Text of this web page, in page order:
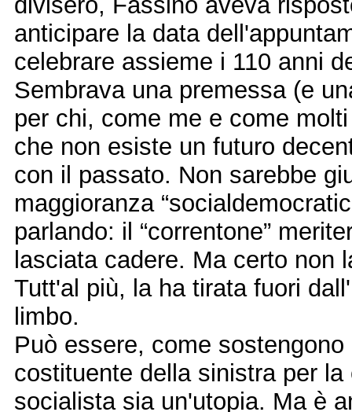
anticipare la data
celebrare assieme i 110 anni
Sembrava una premessa (e
per chi, come me e come
che non esiste un futuro
con il passato. Non sarebbe
maggioranza
parlando: il “correntone”
lasciata cadere. Ma certo non
Tutt'al più, la ha tirata fuori
limbo.
Può essere, come
costituente della sinistra per
socialista sia un'utopia. Ma è